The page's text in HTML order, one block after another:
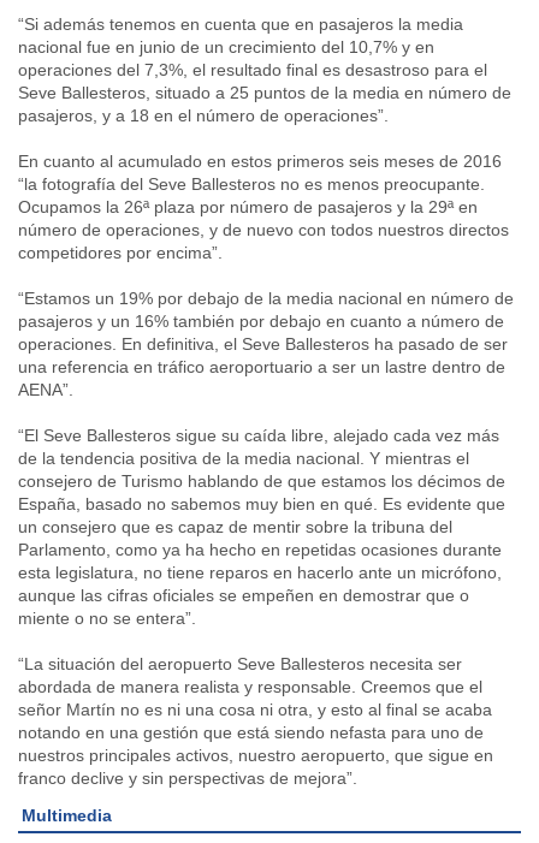
“Si además tenemos en cuenta que en pasajeros la media
nacional fue en junio de un crecimiento del 10,7% y en
operaciones del 7,3%, el resultado final es desastroso para el
Seve Ballesteros, situado a 25 puntos de la media en número de
pasajeros, y a 18 en el número de operaciones”.
En cuanto al acumulado en estos primeros seis meses de 2016
“la fotografía del Seve Ballesteros no es menos preocupante.
Ocupamos la 26ª plaza por número de pasajeros y la 29ª en
número de operaciones, y de nuevo con todos nuestros directos
competidores por encima”.
“Estamos un 19% por debajo de la media nacional en número de
pasajeros y un 16% también por debajo en cuanto a número de
operaciones. En definitiva, el Seve Ballesteros ha pasado de ser
una referencia en tráfico aeroportuario a ser un lastre dentro de
AENA”.
“El Seve Ballesteros sigue su caída libre, alejado cada vez más
de la tendencia positiva de la media nacional. Y mientras el
consejero de Turismo hablando de que estamos los décimos de
España, basado no sabemos muy bien en qué. Es evidente que
un consejero que es capaz de mentir sobre la tribuna del
Parlamento, como ya ha hecho en repetidas ocasiones durante
esta legislatura, no tiene reparos en hacerlo ante un micrófono,
aunque las cifras oficiales se empeñen en demostrar que o
miente o no se entera”.
“La situación del aeropuerto Seve Ballesteros necesita ser
abordada de manera realista y responsable. Creemos que el
señor Martín no es ni una cosa ni otra, y esto al final se acaba
notando en una gestión que está siendo nefasta para uno de
nuestros principales activos, nuestro aeropuerto, que sigue en
franco declive y sin perspectivas de mejora”.
Multimedia